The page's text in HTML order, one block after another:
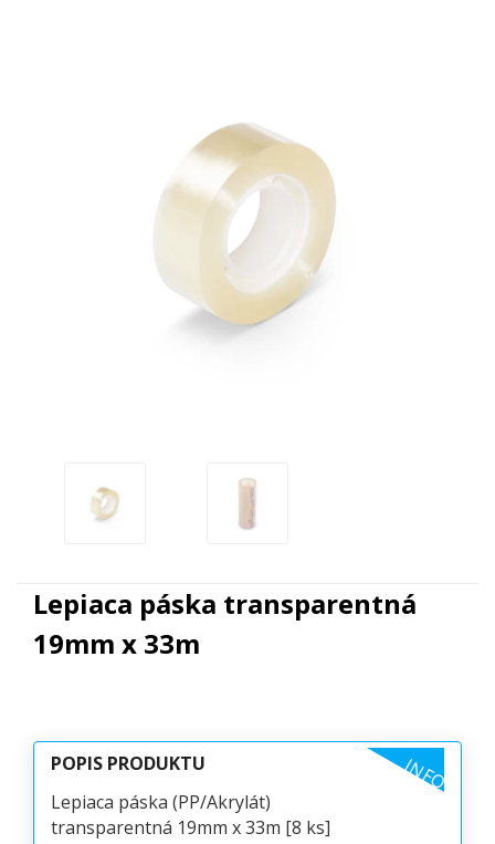
Lepiaca páska transparentná
19mm x 33m
POPIS PRODUKTU INFO
Lepiaca páska (PP/Akrylát)
transparentná 19mm x 33m [8 ks]